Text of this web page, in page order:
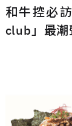
和牛控必
club」最潮